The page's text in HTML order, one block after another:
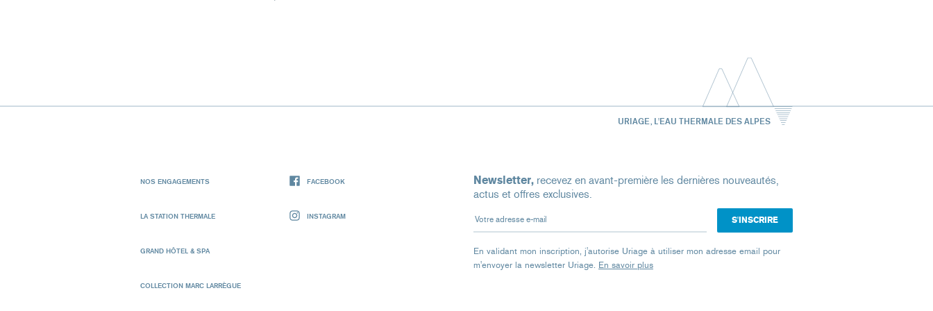
URIAGE, L'EAU THERMALE DES ALPES
NOS ENGAGEMENTS
LA STATION THERMALE
GRAND HÔTEL & SPA
COLLECTION MARC LARRÈGUE
FACEBOOK
INSTAGRAM
Newsletter, recevez en avant-première les dernières nouveautés,
actus et offres exclusives.
Votre adresse e-mail
En validant mon inscription, j'autorise Uriage à utiliser mon adresse email pour
m'envoyer la newsletter Uriage. En savoir plus